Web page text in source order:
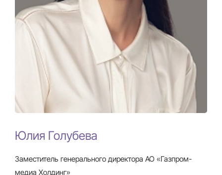
Юлия Голубева
Заместитель генерального директора АО «Газпром-
медиа Холдинг»